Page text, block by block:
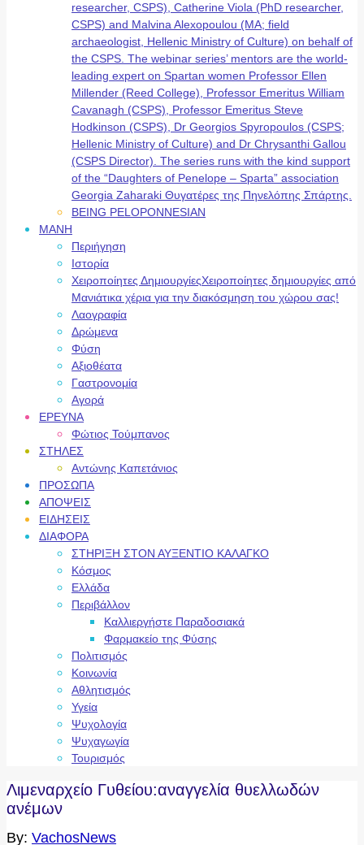
researcher, CSPS), Catherine Viola (PhD researcher,
CSPS) and Malvina Alexopoulou (MA; field
archaeologist, Hellenic Ministry of Culture) on behalf of
the CSPS. The webinar series’ mentors are the world-
leading expert on Spartan women Professor Ellen
Millender (Reed College), Professor Emeritus William
Cavanagh (CSPS), Professor Emeritus Steve
Hodkinson (CSPS), Dr Georgios Spyropoulos (CSPS;
Hellenic Ministry of Culture) and Dr Chrysanthi Gallou
(CSPS Director). The series runs with the kind support
of the “Daughters of Penelope – Sparta” association
Georgia Zaharaki Θυγατέρες της Πηνελόπης Σπάρτης.
BEING PELOPONNESIAN
ΜΑΝΗ
Περιήγηση
Ιστορία
Χειροποίητες ΔημιουργίεςΧειροποίητες δημιουργίες από
Μανιάτικα χέρια για την διακόσμηση του χώρου σας!
Λαογραφία
Δρώμενα
Φύση
Αξιοθέατα
Γαστρονομία
Αγορά
ΕΡΕΥΝΑ
Φώτιος Τούμπανος
ΣΤΗΛΕΣ
Αντώνης Καπετάνιος
ΠΡΟΣΩΠΑ
ΑΠΟΨΕΙΣ
ΕΙΔΗΣΕΙΣ
ΔΙΑΦΟΡΑ
ΣΤΗΡΙΞΗ ΣΤΟΝ ΑΥΞΕΝΤΙΟ ΚΑΛΑΓΚΟ
Κόσμος
Ελλάδα
Περιβάλλον
Καλλιεργήστε Παραδοσιακά
Φαρμακείο της Φύσης
Πολιτισμός
Κοινωνία
Αθλητισμός
Υγεία
Ψυχολογία
Ψυχαγωγία
Τουρισμός
Λιμεναρχείο Γυθείου:αναγγελία θυελλωδών
ανέμων
By: VachosNews